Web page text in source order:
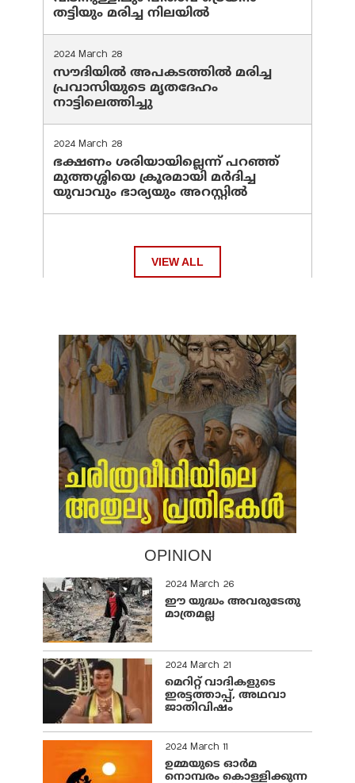
തട്ടിയും മരിച്ച നിലയിൽ
2024 March 28
സൗദിയില്‍ അപകടത്തില്‍ മരിച്ച
പ്രവാസിയുടെ മൃതദേഹം
നാട്ടിലെത്തിച്ചു
2024 March 28
ഭക്ഷണം ശരിയായില്ലെന്ന് പറഞ്ഞ്
മുത്തശ്ശിയെ ക്രൂരമായി മര്‍ദിച്ച
യുവാവും ഭാര്യയും അറസ്റ്റില്‍
VIEW ALL
OPINION
2024 March 26
ഈ യുദ്ധം അവരുടേതു
മാത്രമല്ല
2024 March 21
മെറിറ്റ് വാദികളുടെ
ഇരട്ടത്താപ്പ്, അഥവാ
ജാതിവിഷം
2024 March 11
ഉമ്മയുടെ ഓർമ
നൊമ്പരം കൊള്ളിക്കുന്ന